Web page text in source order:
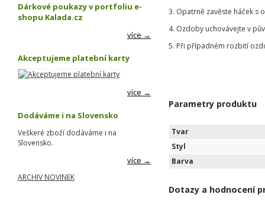
Dárkové poukazy v portfoliu e-
shopu Kalada.cz
více →
Akceptujeme platební karty
více →
Dodáváme i na Slovensko
Veškeré zboží dodáváme i na
Slovensko.
více →
ARCHIV NOVINEK
3. Opatrně zavěste háček s
4. Ozdoby uchovávejte v
5. Při případném rozbití
Parametry produktu
Tvar
Styl
Barva
Dotazy a hodnocení